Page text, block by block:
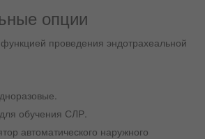
опции
проведения эндотрахеальной
обучения СЛР.
автоматического наружного